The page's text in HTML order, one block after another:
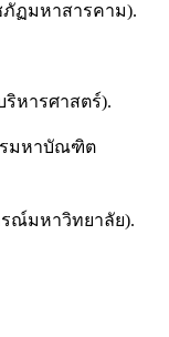
ฏมหาสารคาม).
หารศาสตร์).
รมหาบัณฑิต
ณ์มหาวิทยาลัย).